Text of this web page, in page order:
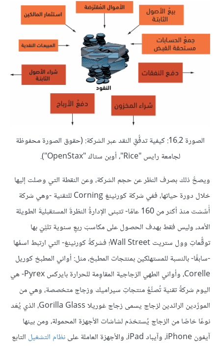
الصورة 16.2: كيفية تدفُّقِ النقد عبر الشركة: (حقوق الصورة محفوظة
لجامعة رايس "Rice"، أوبن ستاك "OpenStax").
ويصحُّ ذلك بصرف النظر عن حجم الشركة، وعن النقطة التي وصلت إليها
خلال دورة حياتها، ففي شركة كورنينغ Corning للتقنية -وهي شركة
أُسِّسَت منذ أكثر من 160 عامًا- تتبنى الإدارةُ النظرةَ المستقبليةَ الطويلة
الأمد، وليس فقط بهدف الحصول على مكاسبَ ربعِ سنوية تلبَّيَ بها
توقُّعاتِ وول ستريت Wall Street؛ فشركةُ كورنينغ- التي ارتبط اسمُها
-سابقًا- بالنسبة للمستهلكين بمنتجات المطبخ، مثل: أواني المطبخ كوريل
Corelle، وأواني الطهي الزجاجية المقاوِمة للحرارة بايركس Pyrex- هي
اليوم شركةُ تقنية تُصنِّعُ منتجاتِ سيراميك وزجاج متخصصة، وهي من
المورِّدين الرائدين لزجاج يسمى زجاج غوريلا Gorilla Glass، الذي يُعَد
نوعًا خاصًا من الزجاج يُستخدَم لشاشات الأجهزة المحمولة، ومن بينها
آيفون iPhone، وآيباد iPad، والأجهزة العاملة على
نظام التشغيل التابع